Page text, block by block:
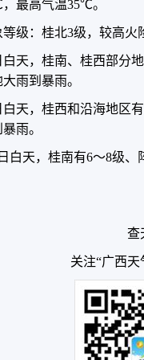
最高气温35℃。
级：桂北3级，较高火
白天，桂南、桂西部分
雨到暴雨。
白天，桂西和沿海地区
雨。
白天，桂南有6～8级、
查
关注“广西天